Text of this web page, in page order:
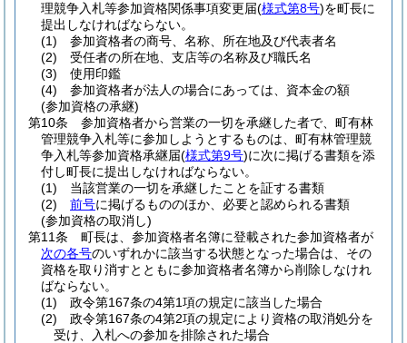
理競争入札等参加資格関係事項変更届(様式第8号)を町長に
提出しなければならない。
(1)
参加資格者の商号、名称、所在地及び代表者名
(2)
受任者の所在地、支店等の名称及び職氏名
(3)
使用印鑑
(4)
参加資格者が法人の場合にあっては、資本金の額
(参加資格の承継)
第10条
参加資格者から営業の一切を承継した者で、町有林
管理競争入札等に参加しようとするものは、町有林管理競
争入札等参加資格承継届(様式第9号)に次に掲げる書類を添
付し町長に提出しなければならない。
(1)
当該営業の一切を承継したことを証する書類
(2)
前号に掲げるもののほか、必要と認められる書類
(参加資格の取消し)
第11条
町長は、参加資格者名簿に登載された参加資格者が
次の各号のいずれかに該当する状態となった場合は、その
資格を取り消すとともに参加資格者名簿から削除しなけれ
ばならない。
(1)
政令第167条の4第1項の規定に該当した場合
(2)
政令第167条の4第2項の規定により資格の取消処分を
受け、入札への参加を排除された場合